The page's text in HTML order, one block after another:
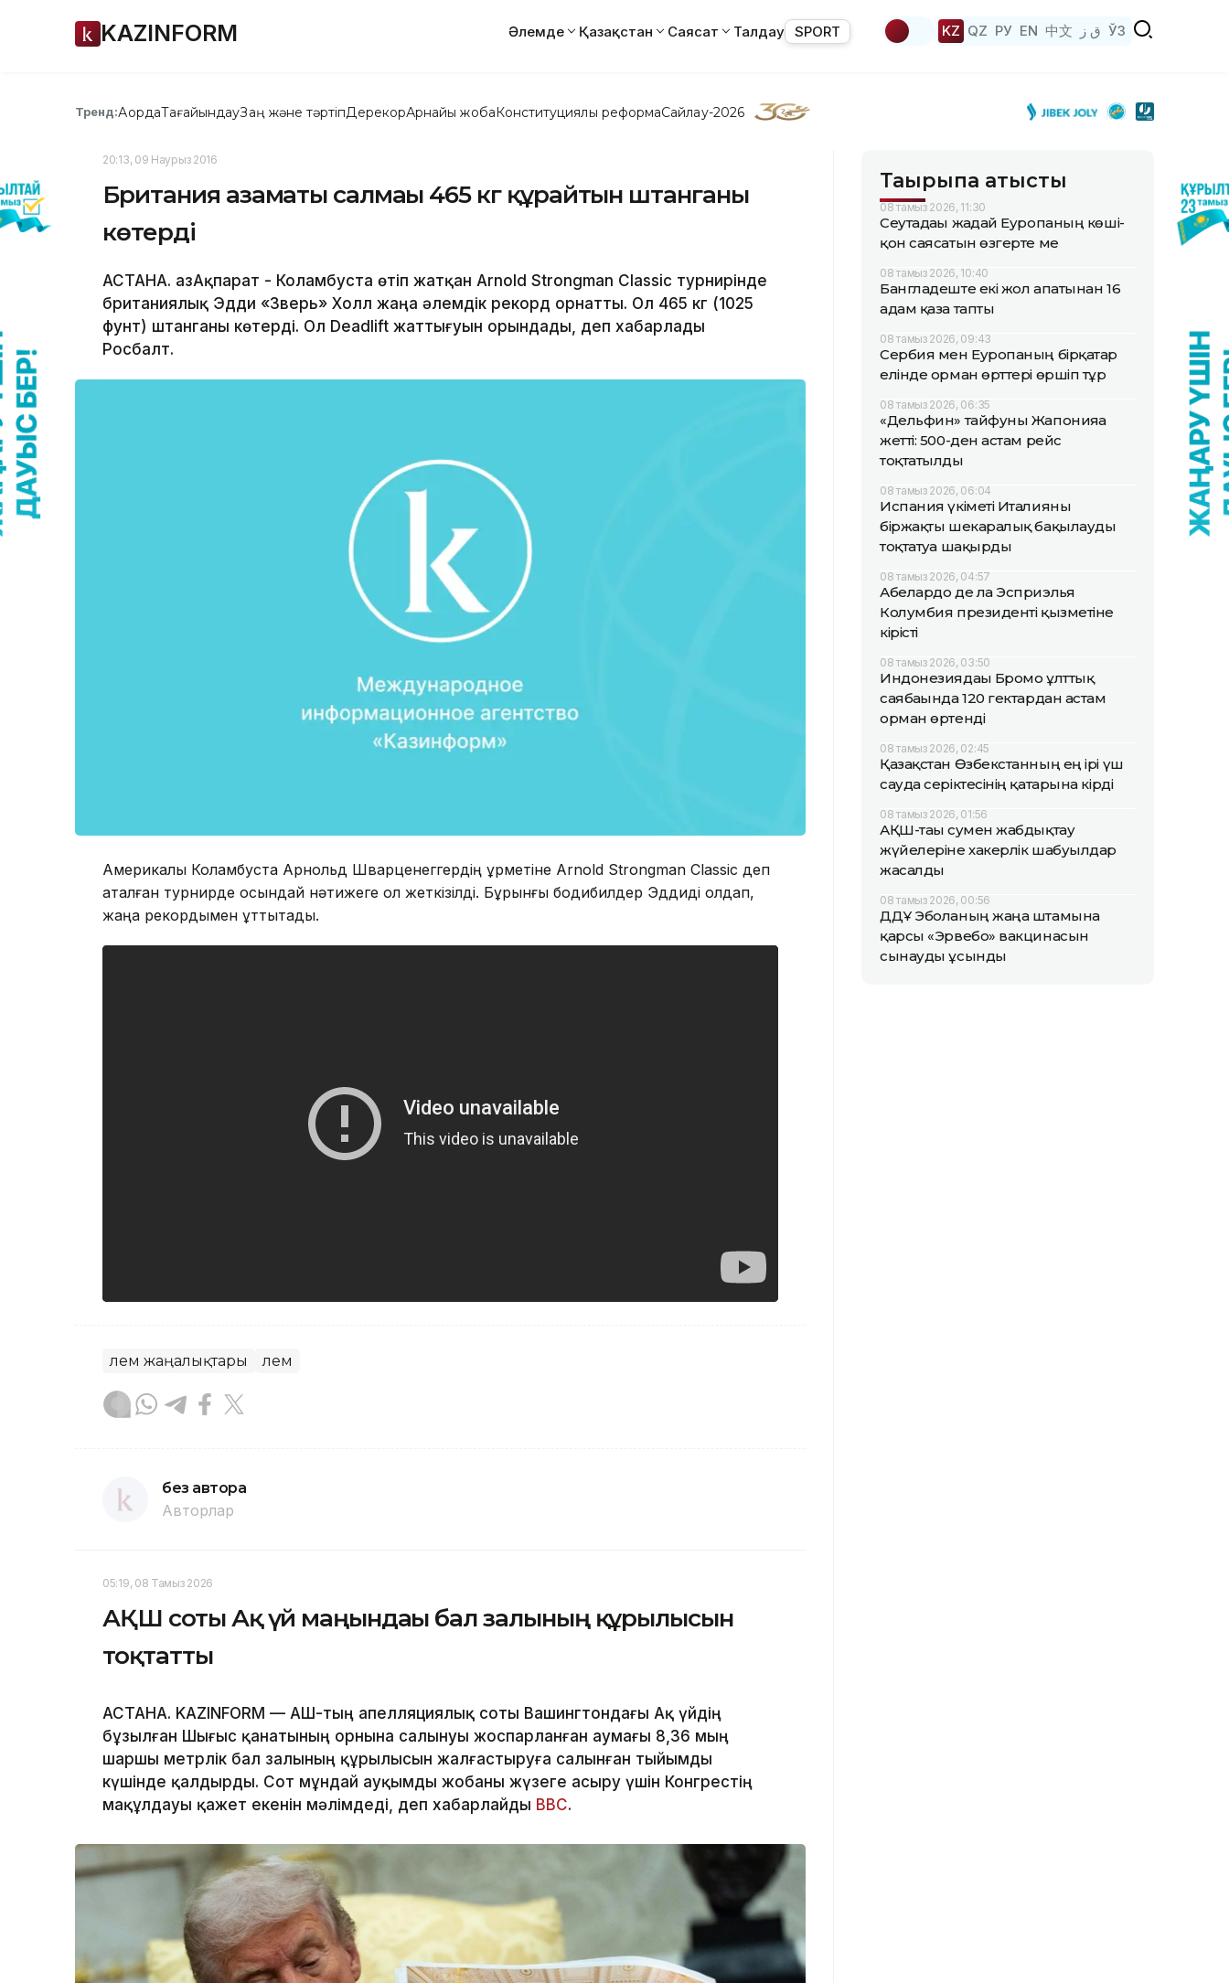
KAZINFORM Әлемде Қазақстан Саясат Талдау SPORT KZ QZ РУ EN 中文 ق ز ЎЗ
Тренд:АқордаТағайындауЗаң және тәртіпДерекқорАрнайы жобаКонституциялық реформаСайлау-2026
20:13, 09 Наурыз 2016
Британия азаматы салмағы 465 кг құрайтын штанганы
көтерді
АСТАНА. ҚазАқпарат - Коламбуста өтіп жатқан Arnold Strongman Classic турнирінде
британиялық Эдди «Зверь» Холл жаңа әлемдік рекорд орнатты. Ол 465 кг (1025
фунт) штанганы көтерді. Ол Deadlift жаттығуын орындады, деп хабарлады
Росбалт.
Америкалық Коламбуста Арнольд Шварценеггердің құрметіне Arnold Strongman Classic деп
аталған турнирде осындай нәтижеге қол жеткізілді. Бұрынғы бодибилдер Эддиді қолдап,
жаңа рекордымен құттықтады.
Әлем жаңалықтары Әлем
без автора
Авторлар
05:19, 08 Тамыз 2026
АҚШ соты Ақ үй маңындағы бал залының құрылысын
тоқтатты
АСТАНА. KAZINFORM — АҚШ-тың апелляциялық соты Вашингтондағы Ақ үйдің
бұзылған Шығыс қанатының орнына салынуы жоспарланған аумағы 8,36 мың
шаршы метрлік бал залының құрылысын жалғастыруға салынған тыйымды
күшінде қалдырды. Сот мұндай ауқымды жобаны жүзеге асыру үшін Конгрестің
мақұлдауы қажет екенін мәлімдеді, деп хабарлайды BBC.
Тақырыпқа қатысты
08 тамыз 2026, 11:30
Сеутадағы жағдай Еуропаның көші-
қон саясатын өзгерте ме
08 тамыз 2026, 10:40
Бангладеште екі жол апатынан 16
адам қаза тапты
08 тамыз 2026, 09:43
Сербия мен Еуропаның бірқатар
елінде орман өрттері өршіп тұр
08 тамыз 2026, 06:35
«Дельфин» тайфуны Жапонияға
жетті: 500-ден астам рейс
тоқтатылды
08 тамыз 2026, 06:04
Испания үкіметі Италияны
біржақты шекаралық бақылауды
тоқтатуға шақырды
08 тамыз 2026, 04:57
Абелардо де ла Эсприэлья
Колумбия президенті қызметіне
кірісті
08 тамыз 2026, 03:50
Индонезиядағы Бромо ұлттық
саябағында 120 гектардан астам
орман өртенді
08 тамыз 2026, 02:45
Қазақстан Өзбекстанның ең ірі үш
сауда серіктесінің қатарына кірді
08 тамыз 2026, 01:56
АҚШ-тағы сумен жабдықтау
жүйелеріне хакерлік шабуылдар
жасалды
08 тамыз 2026, 00:56
ДДҰ Эболаның жаңа штамына
қарсы «Эрвебо» вакцинасын
сынауды ұсынды